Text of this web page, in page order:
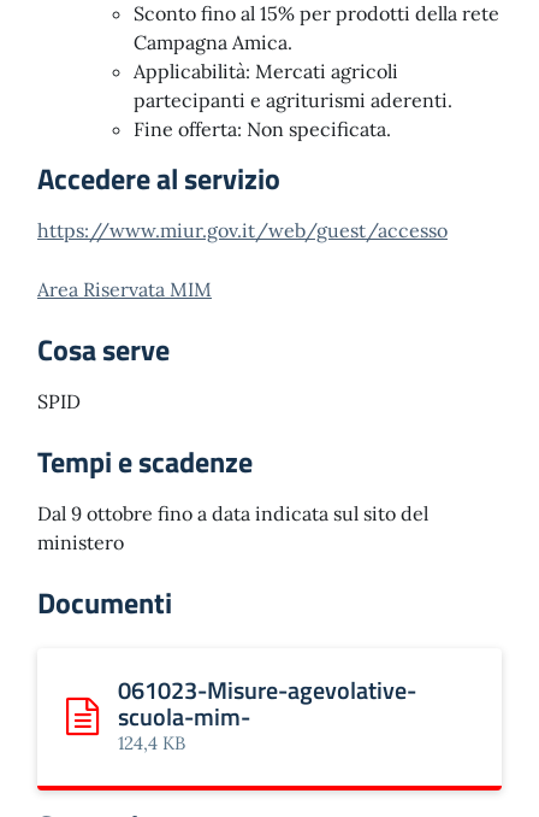
Sconto fino al 15% per prodotti della rete
Campagna Amica.
Applicabilità: Mercati agricoli
partecipanti e agriturismi aderenti.
Fine offerta: Non specificata.
Accedere al servizio
https://www.miur.gov.it/web/guest/accesso
Area Riservata MIM
Cosa serve
SPID
Tempi e scadenze
Dal 9 ottobre fino a data indicata sul sito del
ministero
Documenti
Scarica: 061023-Misure-agevolative-scuola-mim-
061023-Misure-agevolative-
scuola-mim-
124,4 KB